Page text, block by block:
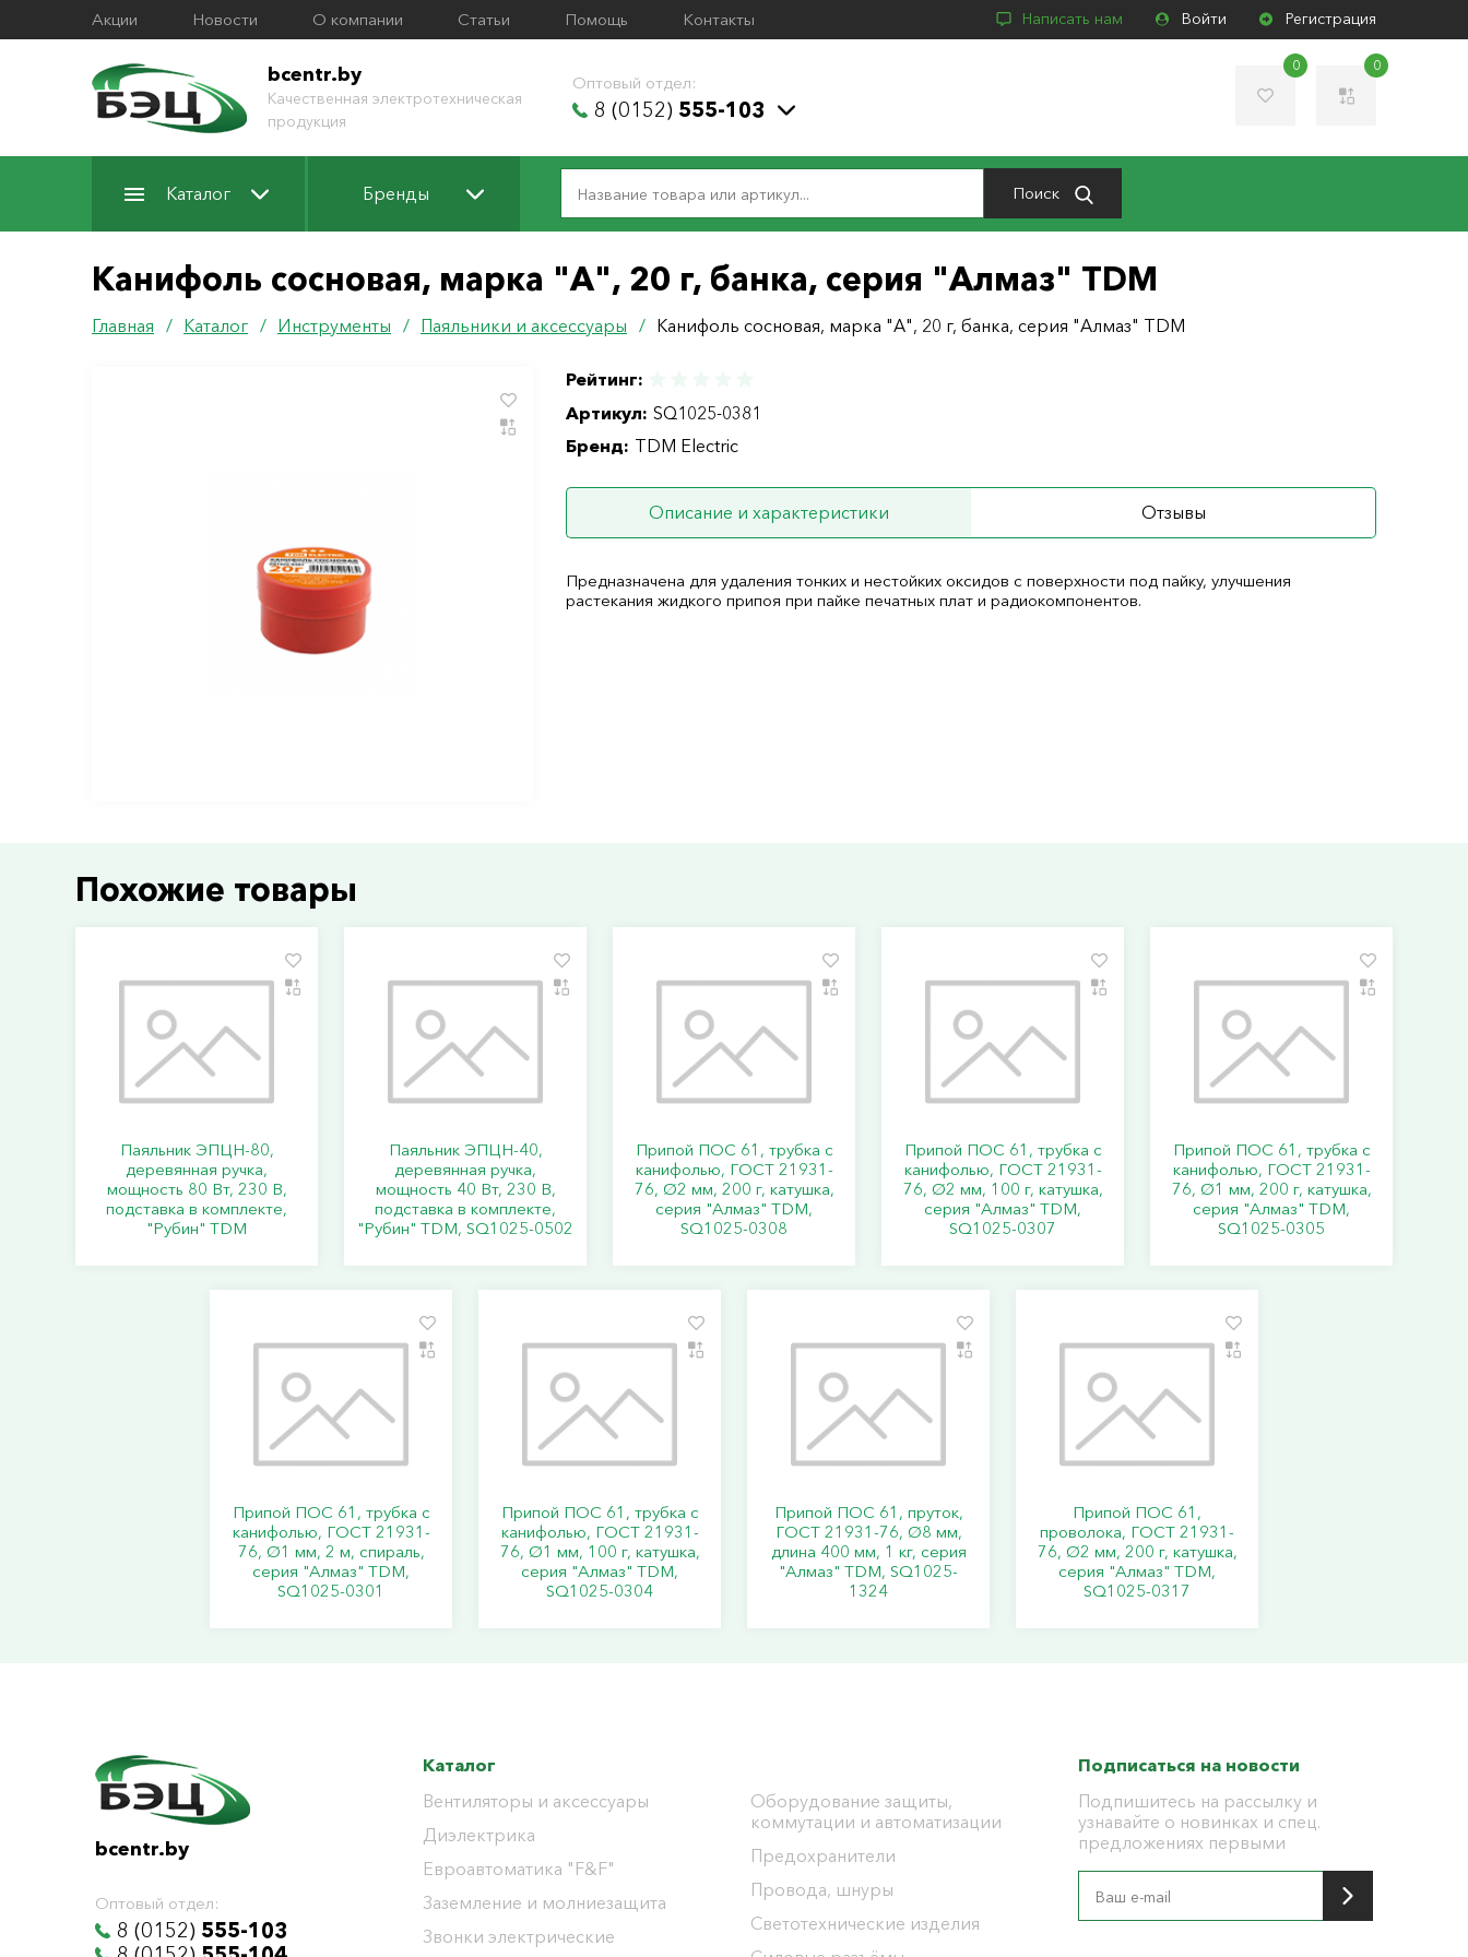
Акции Новости О компании Статьи Помощь Контакты Написать нам Войти Регистрация
bcentr.by
Качественная электротехническая
продукция
Оптовый отдел:
8 (0152) 555-103
0 0
Каталог Бренды Поиск
Канифоль сосновая, марка "А", 20 г, банка, серия "Алмаз" TDM
Главная / Каталог / Инструменты / Паяльники и аксессуары / Канифоль сосновая, марка "А", 20 г, банка, серия "Алмаз" TDM
Рейтинг:
Артикул: SQ1025-0381
Бренд: TDM Electric
Описание и характеристики Отзывы
Предназначена для удаления тонких и нестойких оксидов с поверхности под пайку, улучшения
растекания жидкого припоя при пайке печатных плат и радиокомпонентов.
Похожие товары
Паяльник ЭПЦН-80,
деревянная ручка,
мощность 80 Вт, 230 В,
подставка в комплекте,
"Рубин" TDM
Паяльник ЭПЦН-40,
деревянная ручка,
мощность 40 Вт, 230 В,
подставка в комплекте,
"Рубин" TDM, SQ1025-0502
Припой ПОС 61, трубка с
канифолью, ГОСТ 21931-
76, Ø2 мм, 200 г, катушка,
серия "Алмаз" TDM,
SQ1025-0308
Припой ПОС 61, трубка с
канифолью, ГОСТ 21931-
76, Ø2 мм, 100 г, катушка,
серия "Алмаз" TDM,
SQ1025-0307
Припой ПОС 61, трубка с
канифолью, ГОСТ 21931-
76, Ø1 мм, 200 г, катушка,
серия "Алмаз" TDM,
SQ1025-0305
Припой ПОС 61, трубка с
канифолью, ГОСТ 21931-
76, Ø1 мм, 2 м, спираль,
серия "Алмаз" TDM,
SQ1025-0301
Припой ПОС 61, трубка с
канифолью, ГОСТ 21931-
76, Ø1 мм, 100 г, катушка,
серия "Алмаз" TDM,
SQ1025-0304
Припой ПОС 61, пруток,
ГОСТ 21931-76, Ø8 мм,
длина 400 мм, 1 кг, серия
"Алмаз" TDM, SQ1025-
1324
Припой ПОС 61,
проволока, ГОСТ 21931-
76, Ø2 мм, 200 г, катушка,
серия "Алмаз" TDM,
SQ1025-0317
bcentr.by
Оптовый отдел:
8 (0152) 555-103
Каталог
Вентиляторы и аксессуары
Диэлектрика
Евроавтоматика "F&F"
Заземление и молниезащита
Звонки электрические
Оборудование защиты,
коммутации и автоматизации
Предохранители
Провода, шнуры
Светотехнические изделия
Подписаться на новости
Подпишитесь на рассылку и
узнавайте о новинках и спец.
предложениях первыми